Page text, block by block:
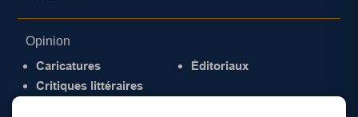
Opinion
Caricatures
Critiques littéraires
Éditoriaux